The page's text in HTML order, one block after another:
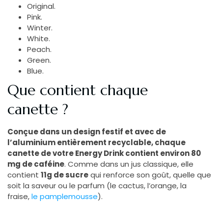
Original.
Pink.
Winter.
White.
Peach.
Green.
Blue.
Que contient chaque
canette ?
Conçue dans un design festif et avec de
l’aluminium entièrement recyclable, chaque
canette de votre Energy Drink contient environ 80
mg de caféine. Comme dans un jus classique, elle
contient 11g de sucrequi renforce son goût, quelle que
soit la saveur ou le parfum (le cactus, l’orange, la
fraise,le pamplemousse).